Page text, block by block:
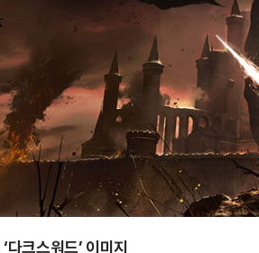
크스워드’ 이미지